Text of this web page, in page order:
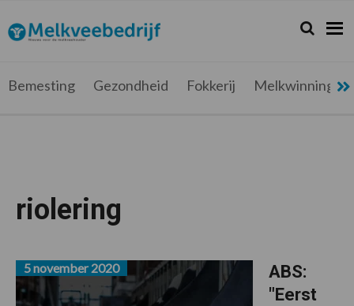
de
hoofdnavigatie
de
hoofd
de
eerste
de
voettekst
Melkveebedrijf.be
Nieuws
melkveehouder
Zoeken...
Zoek
Bemesting Gezondheid Fokkerij Melkwinning
riolering
ABS:
"Eerst
5 november 2020